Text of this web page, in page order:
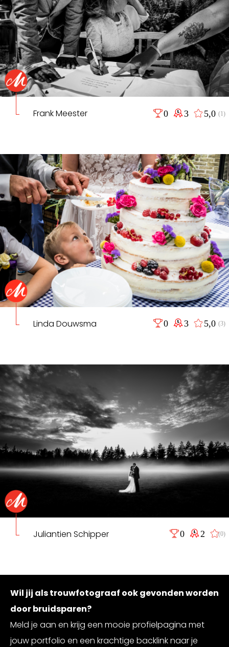
Frank Meester 0 3 5,0(1)
Linda Douwsma 0 3 5,0(3)
Juliantien Schipper 0 2 (0)
Wil jij als trouwfotograaf ook gevonden worden
door bruidsparen?
Meld je aan en krijg een mooie profielpagina met
jouw portfolio en een krachtige backlink naar je